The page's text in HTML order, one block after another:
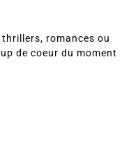
romances ou
de coeur du moment